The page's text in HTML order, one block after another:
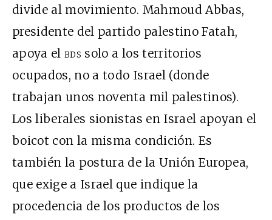
divide al movimiento. Mahmoud Abbas,
presidente del partido palestino Fatah,
apoya elbds solo a los territorios
ocupados, no a todo Israel (donde
trabajan unos noventa mil palestinos).
Los liberales sionistas en Israel apoyan el
boicot con la misma condición. Es
también la postura de la Unión Europea,
que exige a Israel que indique la
procedencia de los productos de los